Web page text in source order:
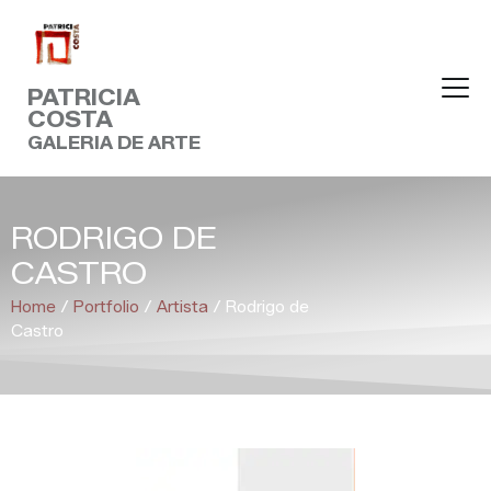
PATRICIA
COSTA
GALERIA DE ARTE
RODRIGO DE
CASTRO
Home / Portfolio / Artista / Rodrigo de
Castro
ARTISTAS
ACERVO
EXPOSIÇÕES